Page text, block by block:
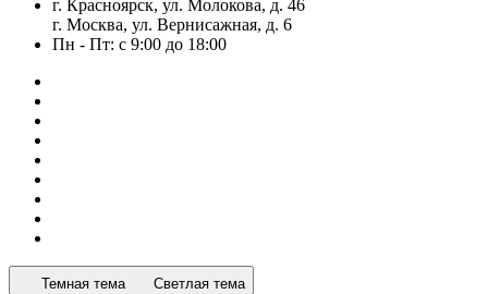
г. Красноярск, ул. Молокова, д. 46
г. Москва, ул. Вернисажная, д. 6
Пн - Пт: с 9:00 до 18:00
Темная тема Светлая тема